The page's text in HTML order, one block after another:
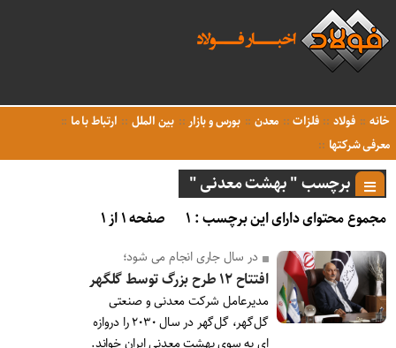
خانه فولاد فلزات معدن بورس و بازار بین الملل
ارتباط با ما
معرفی شرکتها
برچسب " بهشت معدنی "
مجموع محتوای دارای این برچسب : ۱ صفحه ۱ از ۱
در سال جاری انجام می شود؛
افتتاح ۱۲ طرح بزرگ توسط گلگهر
مدیرعامل شرکت معدنی و صنعتی
گل‌گهر، گل‌گهر در سال ۲۰۳۰ را دروازه
ای به سوی بهشت معدنی ایران خواند.